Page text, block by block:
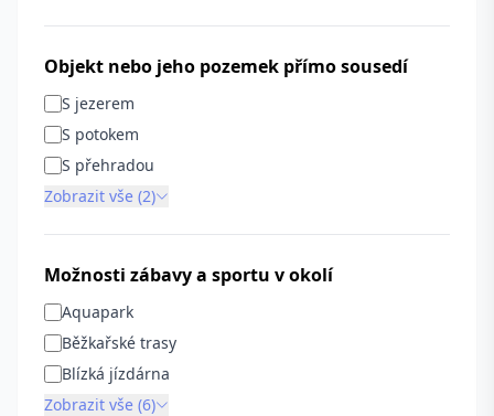
Objekt nebo jeho pozemek přímo sousedí
S jezerem
S potokem
S přehradou
Zobrazit vše (2)
Možnosti zábavy a sportu v okolí
Aquapark
Běžkařské trasy
Blízká jízdárna
Zobrazit vše (6)